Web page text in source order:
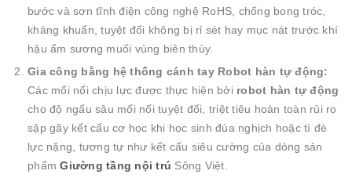
bước và sơn tĩnh điện công nghệ RoHS, chống bong tróc,
kháng khuẩn, tuyệt đối không bị rỉ sét hay mục nát trước khí
hậu ẩm sương muối vùng biên thùy.
Gia công bằng hệ thống cánh tay Robot hàn tự động:
Các mối nối chịu lực được thực hiện bởi robot hàn tự động
cho độ ngấu sâu mối nối tuyệt đối, triệt tiêu hoàn toàn rủi ro
sập gãy kết cấu cơ học khi học sinh đùa nghịch hoặc tì đè
lực nặng, tương tự như kết cấu siêu cường của dòng sản
phẩmGiường tầng nội trú Sông Việt.